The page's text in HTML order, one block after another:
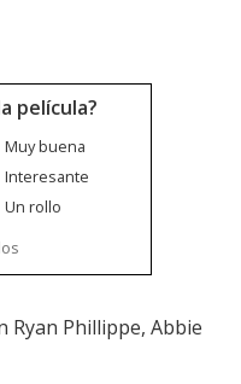
película?
Muy buena
Interesante
Un rollo
Ryan Phillippe, Abbie